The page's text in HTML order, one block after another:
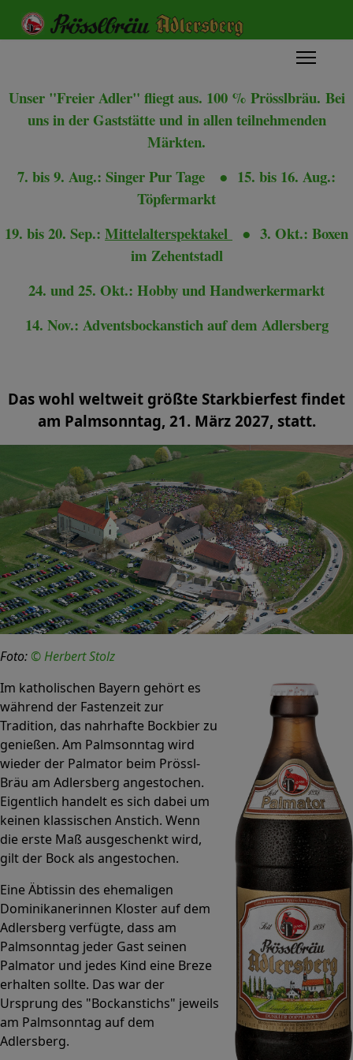
Unser "Freier Adler" fliegt aus. 100 % Prösslbräu. Bei
uns in der Gaststätte undin allen teilnehmenden
Märkten.
7. bis 9. Aug.: Singer Pur Tage
● 15. bis 16. Aug.:
Töpfermarkt
19. bis 20. Sep.: Mittelalterspektakel ● 3. Okt.: Boxen
im Zehentstadl
24. und 25. Okt.: Hobby und Handwerkermarkt
14. Nov.: Adventsbockanstich auf dem Adlersberg
Das wohl weltweit größte Starkbierfest findet
am Palmsonntag, 21. März 2027, statt.
Foto: © Herbert Stolz
Im katholischen Bayern gehört es
während der Fastenzeit zur
Tradition, das nahrhafte Bockbier zu
genießen. Am Palmsonntag wird
wieder der Palmator beim Prössl-
Bräu am Adlersberg angestochen.
Eigentlich handelt es sich dabei um
keinen klassischen Anstich. Wenn
die erste Maß ausgeschenkt wird,
gilt der Bock als angestochen.
Eine Äbtissin des ehemaligen
Dominikanerinnen Kloster auf dem
Adlersberg verfügte, dass am
Palmsonntag jeder Gast seinen
Palmator und jedes Kind eine Breze
erhalten sollte. Das war der
Ursprung des "Bockanstichs" jeweils
am Palmsonntag auf dem
Adlersberg.